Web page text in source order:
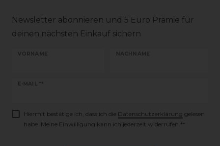
Newsletter abonnieren und 5 Euro Prämie für
deinen nächsten Einkauf sichern
VORNAME NACHNAME
E-MAIL **
Newsletter
Hiermit bestätige ich, dass ich die Daten­schutz­erklärung gelesen
habe. Meine Einwilligung kann ich jederzeit widerrufen.**